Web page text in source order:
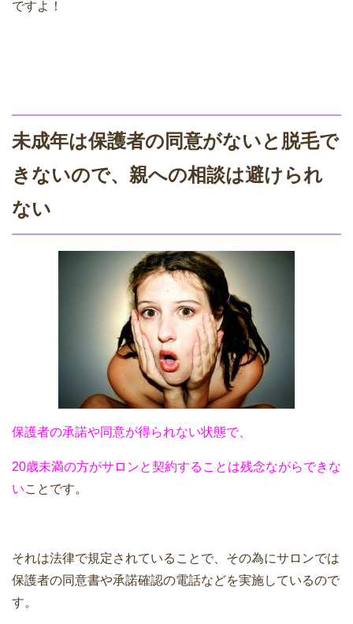
ですよ！
未成年は保護者の同意がないと脱毛で
きないので、親への相談は避けられ
ない
保護者の承諾や同意が得られない状態で、
20歳未満の方がサロンと契約することは残念ながらできな
いことです。
それは法律で規定されていることで、その為にサロンでは
保護者の同意書や承諾確認の電話などを実施しているので
す。